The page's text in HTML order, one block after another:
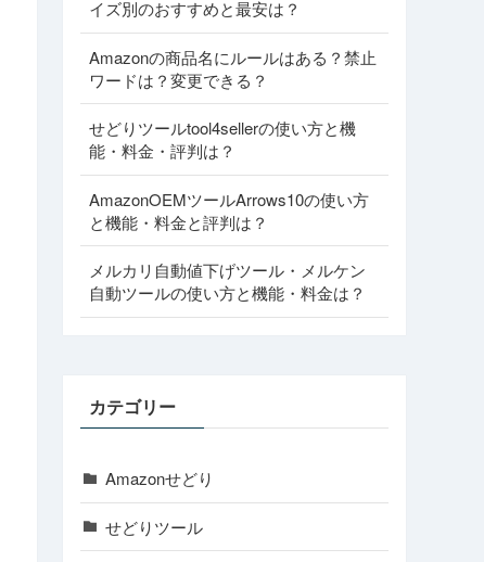
イズ別のおすすめと最安は？
Amazonの商品名にルールはある？禁止
ワードは？変更できる？
せどりツールtool4sellerの使い方と機
能・料金・評判は？
AmazonOEMツールArrows10の使い方
と機能・料金と評判は？
メルカリ自動値下げツール・メルケン
自動ツールの使い方と機能・料金は？
カテゴリー
Amazonせどり
せどりツール